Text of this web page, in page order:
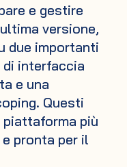
e gestire
versione,
due importanti
di interfaccia
e una
Questi
più
pronta per il